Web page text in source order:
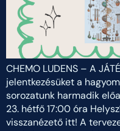
CHEMO LUDENS – A
jelentkezésüket a
sorozatunk harmadik
23. hétfő 17:00 óra
visszanézető itt! A